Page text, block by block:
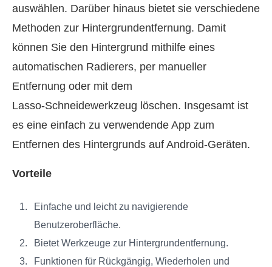
auswählen. Darüber hinaus bietet sie verschiedene
Methoden zur Hintergrundentfernung. Damit
können Sie den Hintergrund mithilfe eines
automatischen Radierers, per manueller
Entfernung oder mit dem
Lasso‑Schneidewerkzeug löschen. Insgesamt ist
es eine einfach zu verwendende App zum
Entfernen des Hintergrunds auf Android‑Geräten.
Vorteile
Einfache und leicht zu navigierende
Benutzeroberfläche.
Bietet Werkzeuge zur Hintergrundentfernung.
Funktionen für Rückgängig, Wiederholen und